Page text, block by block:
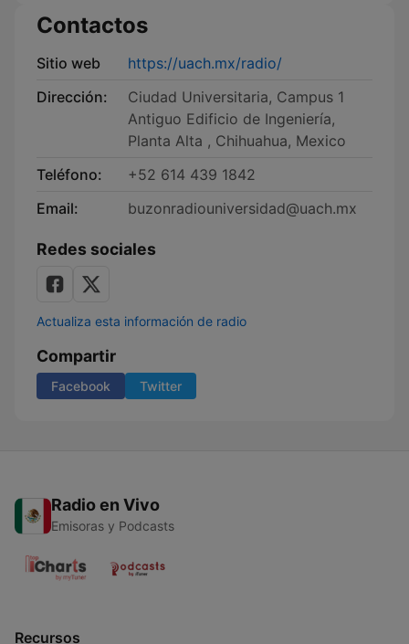
Contactos
Sitio web
https://uach.mx/radio/
Dirección:
Ciudad Universitaria, Campus 1
Antiguo Edificio de Ingeniería,
Planta Alta , Chihuahua, Mexico
Teléfono:
+52 614 439 1842
Email:
buzonradiouniversidad@uach.mx
Redes sociales
Actualiza esta información de radio
Compartir
Facebook Twitter
Radio en Vivo
Emisoras y Podcasts
Recursos